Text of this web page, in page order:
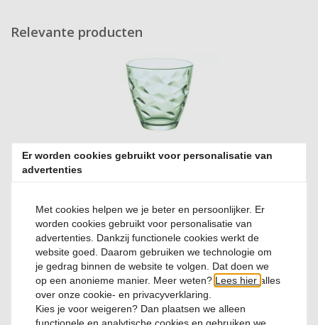
Relevante producten
€ 1,95
Er worden cookies gebruikt voor personalisatie van
advertenties
Met cookies helpen we je beter en persoonlijker. Er
worden cookies gebruikt voor personalisatie van
advertenties. Dankzij functionele cookies werkt de
website goed. Daarom gebruiken we technologie om
je gedrag binnen de website te volgen. Dat doen we
op een anonieme manier. Meer weten?Lees hieralles
over onze cookie- en privacyverklaring.
Kies je voorweigeren? Dan plaatsen we alleen
functionele en analytische cookies en gebruiken we